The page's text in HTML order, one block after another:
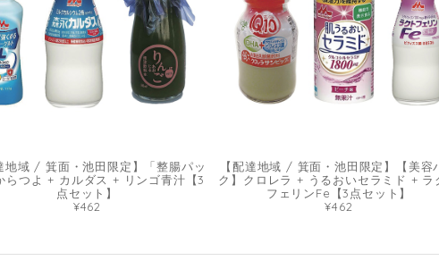
地域 / 箕面・池田限定】「整腸パッ
らつよ + カルダス + リンゴ青汁【3
点セット】
¥462
【配達地域 / 箕面・池田限定】【美容
ク】クロレラ + うるおいセラミド + ラ
フェリンFe【3点セット】
¥462